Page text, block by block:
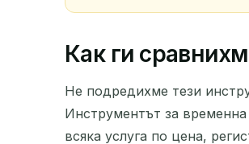
Как ги
Не подредихме тези
Инструментът за
всяка услуга по цена,